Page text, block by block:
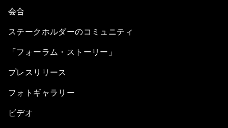
会合
ステークホルダーのコミュニティ
「フォーラム・ストーリー」
プレスリリース
フォトギャラリー
ビデオ